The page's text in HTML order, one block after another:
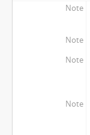
Note
Note
Note
Note